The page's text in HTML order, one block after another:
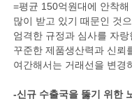
=평균 150억원대에 안착
많이 받고 있기 때문인 것
엄격한 규정과 심사를 자
꾸준한 제품생산력과 신뢰
여간해서는 거래선을 변경
-신규 수출국을 뚫기 위한